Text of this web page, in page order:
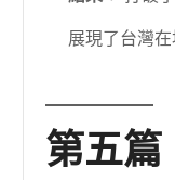
展現了台灣
第五